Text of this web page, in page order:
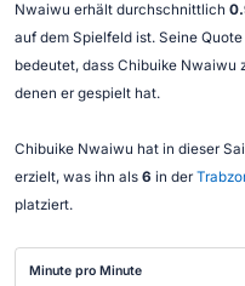
Nwaiwu erhält durchschnittlich
auf dem Spielfeld ist. Seine
bedeutet, dass Chibuike Nwaiwu
denen er gespielt hat.
Chibuike Nwaiwu hat in dieser
erzielt, was ihn als 6 in der
platziert.
Minute pro Minute